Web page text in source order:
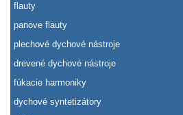
flauty
panove flauty
plechové dychové nástroje
drevené dychové nástroje
fúkacie harmoniky
dychové syntetizátory